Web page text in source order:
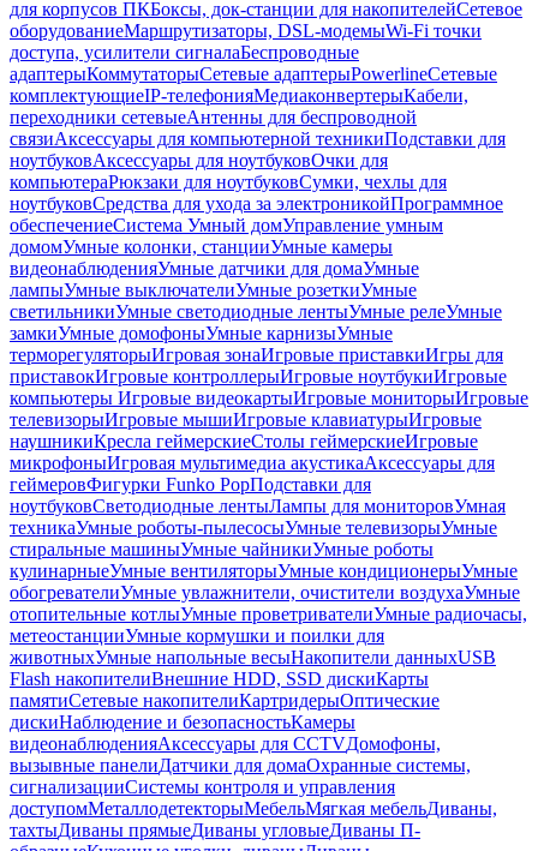
для корпусов ПКБоксы, док-станции для накопителейСетевое
оборудованиеМаршрутизаторы, DSL-модемыWi-Fi точки
доступа, усилители сигналаБеспроводные
адаптерыКоммутаторыСетевые адаптерыPowerlineСетевые
комплектующиеIP-телефонияМедиаконвертерыКабели,
переходники сетевыеАнтенны для беспроводной
связиАксессуары для компьютерной техникиПодставки для
ноутбуковАксессуары для ноутбуковОчки для
компьютераРюкзаки для ноутбуковСумки, чехлы для
ноутбуковСредства для ухода за электроникойПрограммное
обеспечениеСистема Умный домУправление умным
домомУмные колонки, станцииУмные камеры
видеонаблюденияУмные датчики для домаУмные
лампыУмные выключателиУмные розеткиУмные
светильникиУмные светодиодные лентыУмные релеУмные
замкиУмные домофоныУмные карнизыУмные
терморегуляторыИгровая зонаИгровые приставкиИгры для
приставокИгровые контроллерыИгровые ноутбукиИгровые
компьютеры Игровые видеокартыИгровые мониторыИгровые
телевизорыИгровые мышиИгровые клавиатурыИгровые
наушникиКресла геймерскиеСтолы геймерскиеИгровые
микрофоныИгровая мультимедиа акустикаАксессуары для
геймеровФигурки Funko PopПодставки для
ноутбуковСветодиодные лентыЛампы для мониторовУмная
техникаУмные роботы-пылесосыУмные телевизорыУмные
стиральные машиныУмные чайникиУмные роботы
кулинарныеУмные вентиляторыУмные кондиционерыУмные
обогревателиУмные увлажнители, очистители воздухаУмные
отопительные котлыУмные проветривателиУмные радиочасы,
метеостанцииУмные кормушки и поилки для
животныхУмные напольные весыНакопители данныхUSB
Flash накопителиВнешние HDD, SSD дискиКарты
памятиСетевые накопителиКартридерыОптические
дискиНаблюдение и безопасностьКамеры
видеонаблюденияАксессуары для CCTVДомофоны,
вызывные панелиДатчики для домаОхранные системы,
сигнализацииСистемы контроля и управления
доступомМеталлодетекторыМебельМягкая мебельДиваны,
тахтыДиваны прямыеДиваны угловыеДиваны П-